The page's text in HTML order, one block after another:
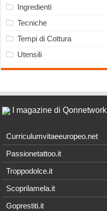
Ingredienti
Tecniche
Tempi di Cottura
Utensili
I magazine di Qonnetwork
Curriculumvitaeeuropeo.net
Passionetattoo.it
Troppodolce.it
Scoprilamela.it
Goprestiti.it